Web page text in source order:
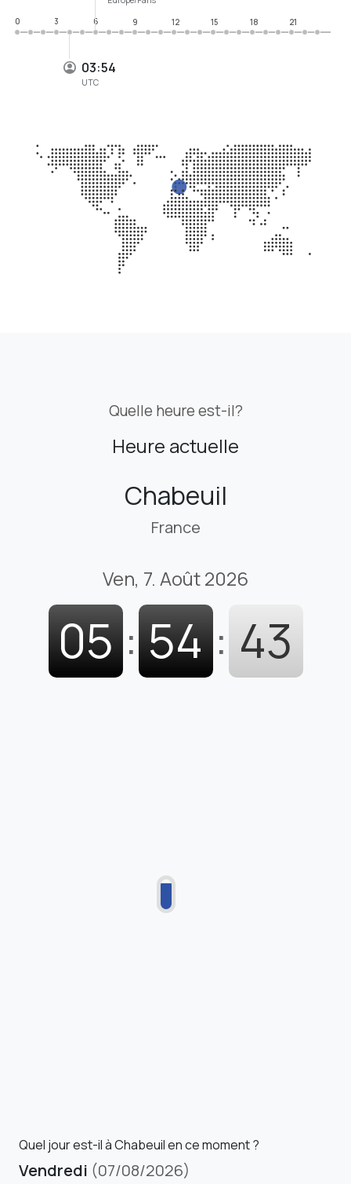
03:54
UTC
0
3 6 9 12 15 18 21
Quelle heure est-il?
Heure actuelle
Chabeuil
France
Ven, 7. Août 2026
05 : 54 : 44
Quel jour est-il à Chabeuil en ce moment ?
Vendredi (07/08/2026)